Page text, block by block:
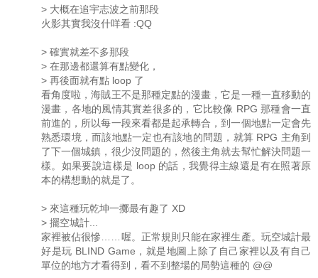
> 大概在追宇志波之前那段
火影其實我沒什咩看 :QQ
> 確實就差不多那段
> 在那邊都還算有點變化，
> 再後面就有點 loop 了
看角度啦，海賊王不是那種定點的漫畫，它是一種一直移動的
漫畫，各地的風情其實差很多的，它比較像 RPG 那種會一直
前進的，所以每一段來看都是起承轉合，到一個地點一定會先
熟悉環境，而該地點一定也有該地的問題，就算 RPG 主角到
了下一個城鎮，很少沒問題的，然後主角就去幫忙解決問題一
樣。如果要說這樣是 loop 的話，我覺得主線還是有在照著原
本的構想動的就是了。
> 來這種玩乾坤一擲最有趣了 XD
> 擺空城計...
家裡被佔很慘……喔。正常規則只能在家裡生產。玩空城計最
好是玩 BLIND Game，就是地圖上除了自己家裡以及有自己
單位的地方才看得到，看不到整場的局勢這種的 @@